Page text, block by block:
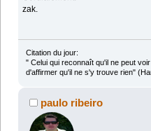
zak.
Citation du jour:
" Celui qui reconnaît qu'il ne peut
d'affirmer qu'il ne s'y trouve rien"
paulo ribeiro